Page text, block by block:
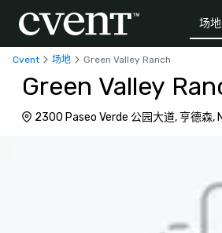
场地
Cvent 场地 Green Valley Ranch
Green Valley
2300 Paseo Verde 公园大道, 亨德森,